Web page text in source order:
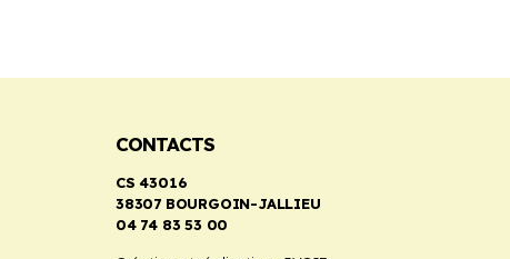
CONTACTS
CS 43016
38307 BOURGOIN-JALLIEU
04 74 83 53 00